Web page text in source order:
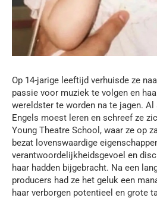
Op 14-jarige leeftijd verhuisde ze
passie voor muziek te volgen en
wereldster te worden na te jagen.
Engels moest leren en schreef ze
Young Theatre School, waar ze op
bezat lovenswaardige
verantwoordelijkheidsgevoel en
haar hadden bijgebracht. Na een
producers had ze het geluk een
haar verborgen potentieel en grote